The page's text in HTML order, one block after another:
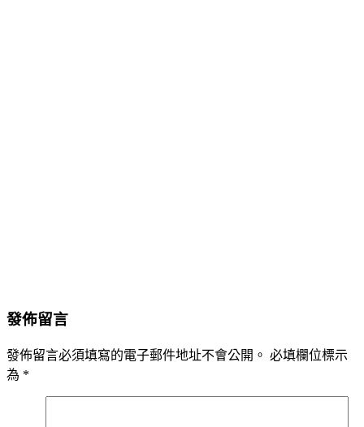
發佈留言
發佈留言必須填寫的電子郵件地址不會公開。 必填欄位標示
為 *